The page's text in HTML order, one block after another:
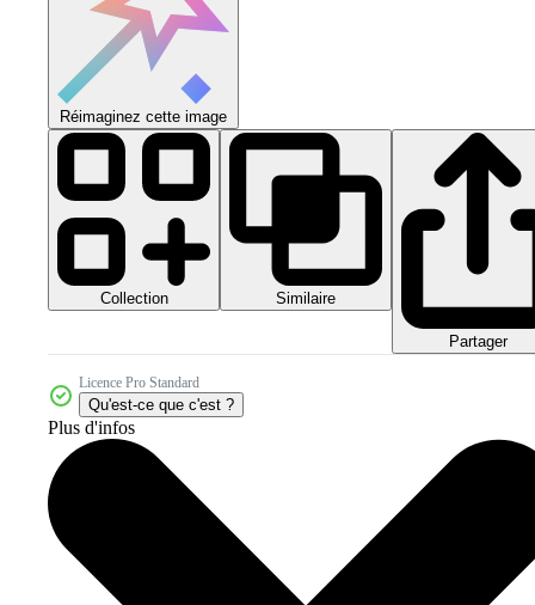
Réimaginez cette image
Collection Similaire
Partager
Licence Pro Standard
Qu'est-ce que c'est ?
Plus d'infos